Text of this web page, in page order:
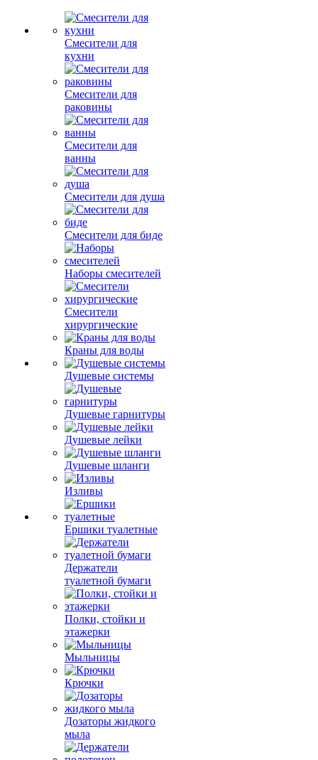
Смесители для
кухни
Смесители для
раковины
Смесители для
ванны
Смесители для душа
Смесители для биде
Наборы смесителей
Смесители
хирургические
Краны для воды
Душевые системы
Душевые гарнитуры
Душевые лейки
Душевые шланги
Изливы
Ершики туалетные
Держатели
туалетной бумаги
Полки, стойки и
этажерки
Мыльницы
Крючки
Дозаторы жидкого
мыла